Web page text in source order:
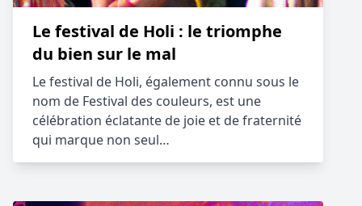
Le festival de Holi : le triomphe
du bien sur le mal
Le festival de Holi, également connu sous le
nom de Festival des couleurs, est une
célébration éclatante de joie et de fraternité
qui marque non seul…